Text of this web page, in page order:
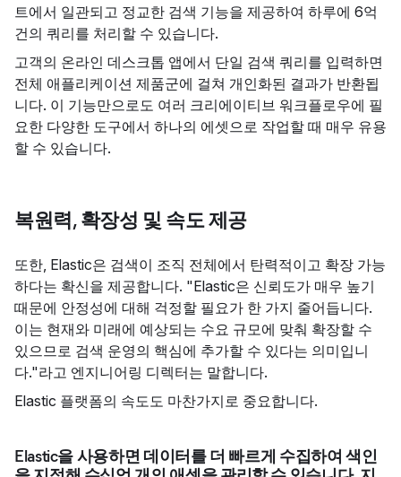
트에서 일관되고 정교한 검색 기능을 제공하여 하루에 6억
건의 쿼리를 처리할 수 있습니다.
고객의 온라인 데스크톱 앱에서 단일 검색 쿼리를 입력하면
전체 애플리케이션 제품군에 걸쳐 개인화된 결과가 반환됩
니다. 이 기능만으로도 여러 크리에이티브 워크플로우에 필
요한 다양한 도구에서 하나의 에셋으로 작업할 때 매우 유용
할 수 있습니다.
복원력, 확장성 및 속도 제공
또한, Elastic은 검색이 조직 전체에서 탄력적이고 확장 가능
하다는 확신을 제공합니다. "Elastic은 신뢰도가 매우 높기
때문에 안정성에 대해 걱정할 필요가 한 가지 줄어듭니다.
이는 현재와 미래에 예상되는 수요 규모에 맞춰 확장할 수
있으므로 검색 운영의 핵심에 추가할 수 있다는 의미입니
다."라고 엔지니어링 디렉터는 말합니다.
Elastic 플랫폼의 속도도 마찬가지로 중요합니다.
Elastic을 사용하면 데이터를 더 빠르게 수집하여 색인